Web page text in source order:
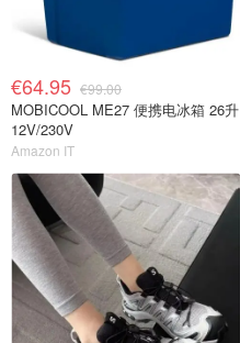
€64.95 €99.00
MOBICOOL ME27 便携电冰箱 26升
12V/230V
Amazon IT